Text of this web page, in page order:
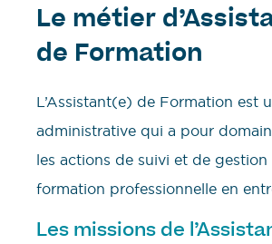
Le métier
de Formation
L’Assistant(e) de Formation est
administrative qui a pour
les actions de suivi et de gestion
formation professionnelle en
Les missions de